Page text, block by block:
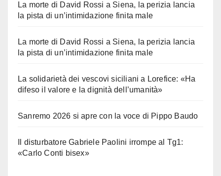
La morte di David Rossi a Siena, la perizia lancia
la pista di un’intimidazione finita male
La morte di David Rossi a Siena, la perizia lancia
la pista di un’intimidazione finita male
La solidarietà dei vescovi siciliani a Lorefice: «Ha
difeso il valore e la dignità dell’umanità»
Sanremo 2026 si apre con la voce di Pippo Baudo
Il disturbatore Gabriele Paolini irrompe al Tg1:
«Carlo Conti bisex»